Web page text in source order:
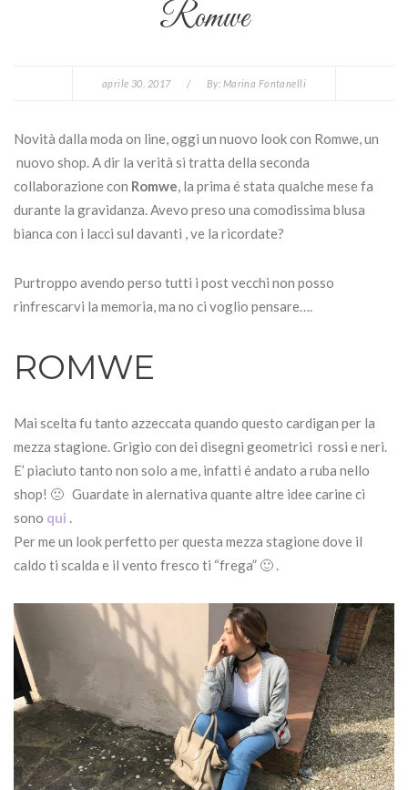
Romwe
aprile 30, 2017 / By: Marina Fontanelli
Novità dalla moda on line, oggi un nuovo look con Romwe, un
nuovo shop. A dir la verità si tratta della seconda
collaborazione con Romwe, la prima é stata qualche mese fa
durante la gravidanza. Avevo preso una comodissima blusa
bianca con i lacci sul davanti , ve la ricordate?
Purtroppo avendo perso tutti i post vecchi non posso
rinfrescarvi la memoria, ma no ci voglio pensare….
ROMWE
Mai scelta fu tanto azzeccata quando questo cardigan per la
mezza stagione. Grigio con dei disegni geometrici rossi e neri.
E’ piaciuto tanto non solo a me, infatti é andato a ruba nello
shop! 🙁 Guardate in alernativa quante altre idee carine ci
sono qui .
Per me un look perfetto per questa mezza stagione dove il
caldo ti scalda e il vento fresco ti “frega” 🙂 .